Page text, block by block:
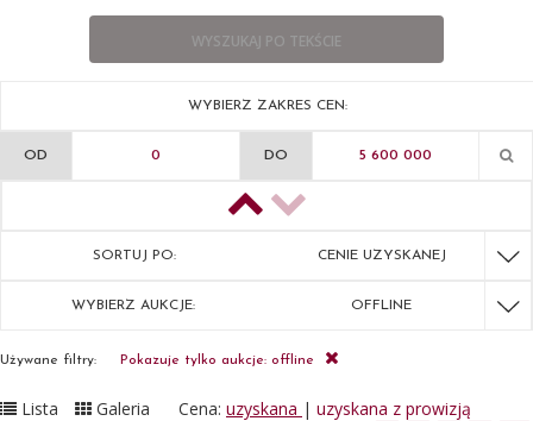
WYBIERZ ZAKRES CEN:
OD DO
SORTUJ PO: CENIE UZYSKANEJ
WYBIERZ AUKCJE: OFFLINE
Używane filtry: Pokazuje tylko aukcje: offline
Lista Galeria Cena: uzyskana | uzyskana z prowizją